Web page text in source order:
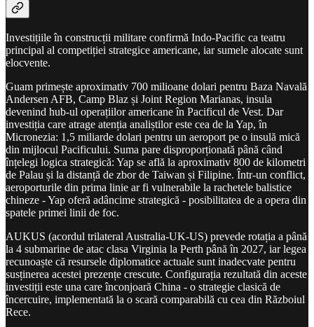
Investițiile în construcții militare confirmă Indo-Pacific ca teatru
principal al competiției strategice americane, iar sumele alocate sunt
elocvente.
Guam primește aproximativ 700 milioane dolari pentru Baza Navală
Andersen AFB, Camp Blaz și Joint Region Marianas, insula
devenind hub-ul operațiilor americane în Pacificul de Vest. Dar
investiția care atrage atenția analiștilor este cea de la Yap, în
Micronezia: 1,5 miliarde dolari pentru un aeroport pe o insulă mică
din mijlocul Pacificului. Suma pare disproporționată până când
înțelegi logica strategică: Yap se află la aproximativ 800 de kilometri
de Palau și la distanță de zbor de Taiwan și Filipine. Într-un conflict,
aeroporturile din prima linie ar fi vulnerabile la rachetele balistice
chineze - Yap oferă adâncime strategică - posibilitatea de a opera din
spatele primei linii de foc.
AUKUS (acordul trilateral Australia-UK-US) prevede rotația a până
la 4 submarine de atac clasa Virginia la Perth până în 2027, iar legea
recunoaște că resursele diplomatice actuale sunt inadecvate pentru
susținerea acestei prezențe crescute. Configurația rezultată din aceste
investiții este una care înconjoară China - o strategie clasică de
încercuire, implementată la o scară comparabilă cu cea din Războiul
Rece.